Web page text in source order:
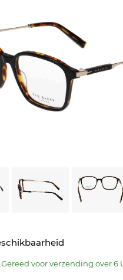
Gereed voor verzending over 6